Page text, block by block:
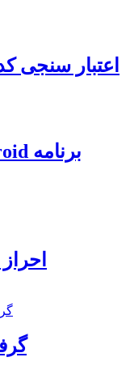
اعتبار سنجی